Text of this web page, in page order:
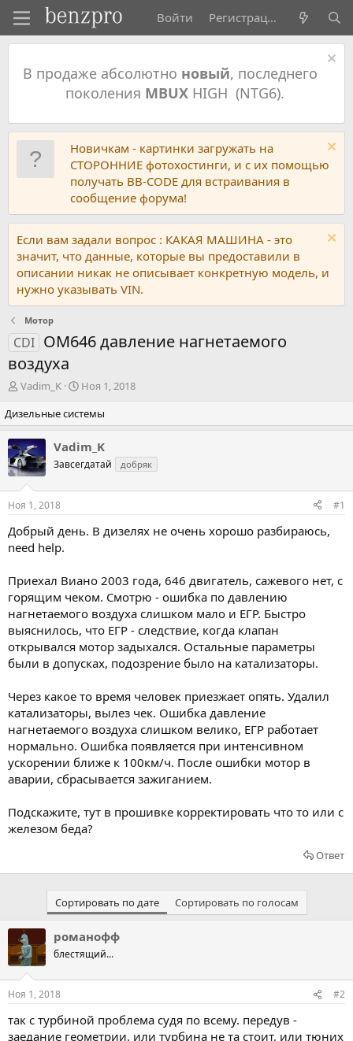
Войти Регистрация
В продаже абсолютно новый, последнего
поколения MBUXHIGH (NTG6).
Новичкам - картинки загружать на
СТОРОННИЕ фотохостинги, и с их помощью
получать BB-CODE для встраивания в
сообщение форума!
Если вам задали вопрос : КАКАЯ МАШИНА - это
значит, что данные, которые вы предоставили в
описании никак не описывает конкретную модель, и
нужно указывать VIN.
Мотор
CDI OM646 давление нагнетаемого
воздуха
А
т
о
р
т
е
м
Vadim_K
Д
т
а
н
а
ч
а
Ноя 1, 2018
Дизельные системы
Vadim_K
Завсегдатай добряк
Ноя 1, 2018 #1
Добрый день. В дизелях не очень хорошо разбираюсь,
need help.
Приехал Виано 2003 года, 646 двигатель, сажевого нет, с
горящим чеком. Смотрю - ошибка по давлению
нагнетаемого воздуха слишком мало и ЕГР. Быстро
выяснилось, что ЕГР - следствие, когда клапан
открывался мотор задыхался. Остальные параметры
были в допусках, подозрение было на катализаторы.
Через какое то время человек приезжает опять. Удалил
катализаторы, вылез чек. Ошибка давление
нагнетаемого воздуха слишком велико, ЕГР работает
нормально. Ошибка появляется при интенсивном
ускорении ближе к 100км/ч. После ошибки мотор в
аварии, сбрасывается зажиганием.
Подскажите, тут в прошивке корректировать что то или с
железом беда?
Ответ
Сортировать по дате Сортировать по голосам
романофф
блестящий...
Ноя 1, 2018 #2
так с турбиной проблема судя по всему. передув -
заедание геометрии. или турбина не та стоит, или тюних